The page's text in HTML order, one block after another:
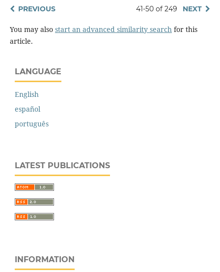
PREVIOUS 41-50 of 249 NEXT
You may also start an advanced similarity searchfor this
article.
LANGUAGE
English
español
português
LATEST PUBLICATIONS
INFORMATION